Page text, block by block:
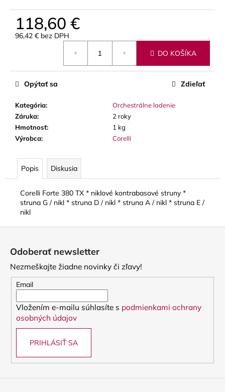
118,60 €
96,42 € bez DPH
DO KOŠÍKA
Kategória:
Orchestrálne ladenie
Záruka:
2 roky
Hmotnosť:
1 kg
Výrobca: Corelli
Opýtať sa Zdieľať
Popis Diskusia
Corelli Forte 380 TX * niklové kontrabasové struny *
struna G / nikl * struna D / nikl * struna A / nikl * struna E /
nikl
ú
m
BLUE
JUICE
VALVE
OIL
NA
PIESTY
Odoberať newsletter
Nezmeškajte žiadne novinky či zľavy!
Email
Vložením e-mailu súhlasíte s podmienkami ochrany
osobných údajov
PRIHLÁSIŤ SA